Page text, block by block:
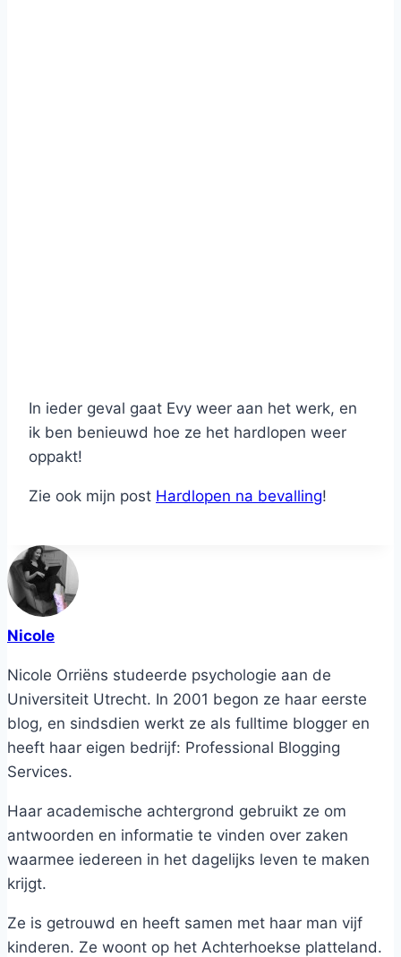
In ieder geval gaat Evy weer aan het werk, en
ik ben benieuwd hoe ze het hardlopen weer
oppakt!
Zie ook mijn post Hardlopen na bevalling!
Nicole
Nicole Orriëns studeerde psychologie aan de
Universiteit Utrecht. In 2001 begon ze haar eerste
blog, en sindsdien werkt ze als fulltime blogger en
heeft haar eigen bedrijf: Professional Blogging
Services.
Haar academische achtergrond gebruikt ze om
antwoorden en informatie te vinden over zaken
waarmee iedereen in het dagelijks leven te maken
krijgt.
Ze is getrouwd en heeft samen met haar man vijf
kinderen. Ze woont op het Achterhoekse platteland.